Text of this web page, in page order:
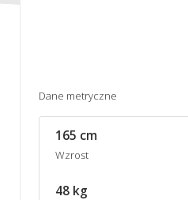
Dane metryczne
165 cm
Wzrost
48 kg